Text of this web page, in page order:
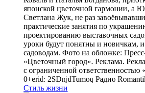
японской цветочной гармонии, а
Светлана Жук, не раз
практические занятия по
проектированию выставочных
уроки будут понятны и новичкам,
садоводам. Фото на обложке:
«Цветочный город». Реклама.
с ограниченной ответственностью
0+erid: 2SDnjdTumoq Радио
Стиль жизни